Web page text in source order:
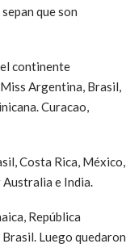
que son
continente
Argentina, Brasil,
Curacao,
Costa Rica, México,
Australia e India.
República
Luego quedaron